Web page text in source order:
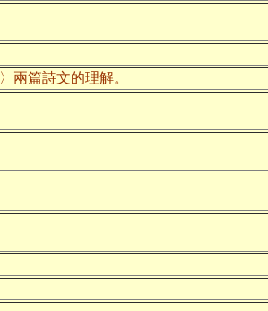
〉兩篇詩文的理解。